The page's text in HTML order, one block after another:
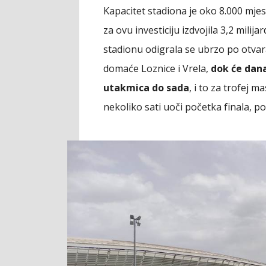
Kapacitet stadiona je oko 8.000
za ovu investiciju izdvojila 3,2
stadionu odigrala se ubrzo po
domaće Loznice i Vrela, dok će
utakmica do sada, i to za trofej
nekoliko sati uoči početka finala,